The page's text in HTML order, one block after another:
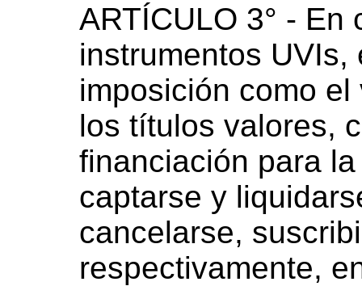
ARTÍCULO 3° - En
instrumentos UVIs,
imposición como
los títulos valores,
financiación para
captarse y
cancelarse,
respectivamente,